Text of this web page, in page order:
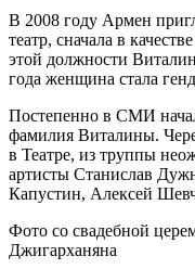
В 2008 году Армен
театр, сначала в
этой должности
года женщина стала
Постепенно в СМИ
фамилия Виталины.
в Театре, из труппы
артисты Станислав
Капустин, Алексей
Фото со свадебной
Джигарханяна